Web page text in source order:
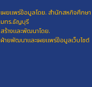
เผยแพร่ข้อมูลโดย. สำนักสหกิจศึกษา
มทร.ธัญบุรี
สร้างและพัฒนาโดย.
ฝ่ายพัฒนาและเผยแพร่ข้อมูลเว็บไซต์